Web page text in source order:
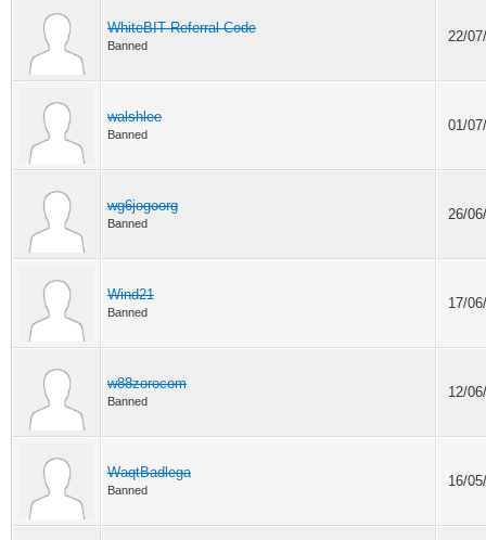
WhiteBIT Referral Code
Banned
22/
walshlee
Banned
01/
wg6jogoorg
Banned
26/
Wind21
Banned
17/
w88zorocom
Banned
12/
WaqtBadlega
Banned
16/